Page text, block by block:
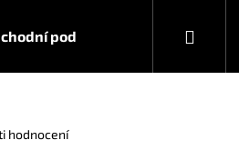
podmínky KontaktyHledat
hodnocení